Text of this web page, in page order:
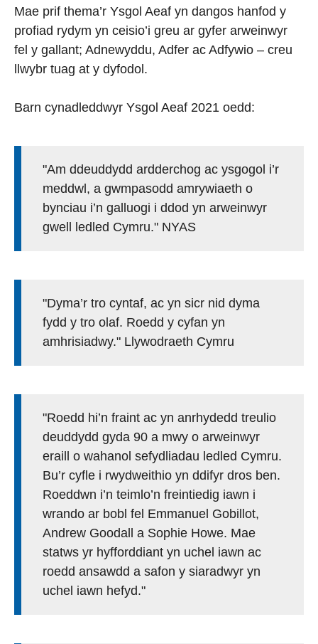
Mae prif thema’r Ysgol Aeaf yn dangos hanfod y
profiad rydym yn ceisio’i greu ar gyfer arweinwyr
fel y gallant; Adnewyddu, Adfer ac Adfywio – creu
llwybr tuag at y dyfodol.
Barn cynadleddwyr Ysgol Aeaf 2021 oedd:
"Am ddeuddydd ardderchog ac ysgogol i’r
meddwl, a gwmpasodd amrywiaeth o
bynciau i’n galluogi i ddod yn arweinwyr
gwell ledled Cymru." NYAS
"Dyma’r tro cyntaf, ac yn sicr nid dyma
fydd y tro olaf. Roedd y cyfan yn
amhrisiadwy." Llywodraeth Cymru
"Roedd hi’n fraint ac yn anrhydedd treulio
deuddydd gyda 90 a mwy o arweinwyr
eraill o wahanol sefydliadau ledled Cymru.
Bu’r cyfle i rwydweithio yn ddifyr dros ben.
Roeddwn i’n teimlo’n freintiedig iawn i
wrando ar bobl fel Emmanuel Gobillot,
Andrew Goodall a Sophie Howe. Mae
statws yr hyfforddiant yn uchel iawn ac
roedd ansawdd a safon y siaradwyr yn
uchel iawn hefyd."